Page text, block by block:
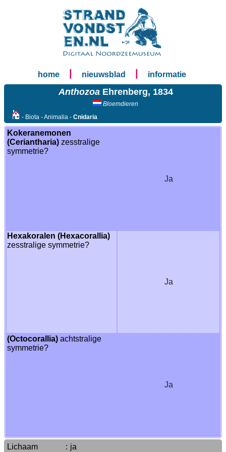
home nieuwsblad informatie
AnthozoaEhrenberg, 1834
Bloemdieren
- Biota - Animalia - Cnidaria
Kokeranemonen
(Ceriantharia) zesstralige
symmetrie?
Ja
Hexakoralen (Hexacorallia)
zesstralige symmetrie?
Ja
(Octocorallia) achtstralige
symmetrie?
Ja
Lichaam : ja